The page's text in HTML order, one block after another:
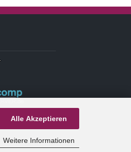
Alle Akzeptieren
Weitere Informationen